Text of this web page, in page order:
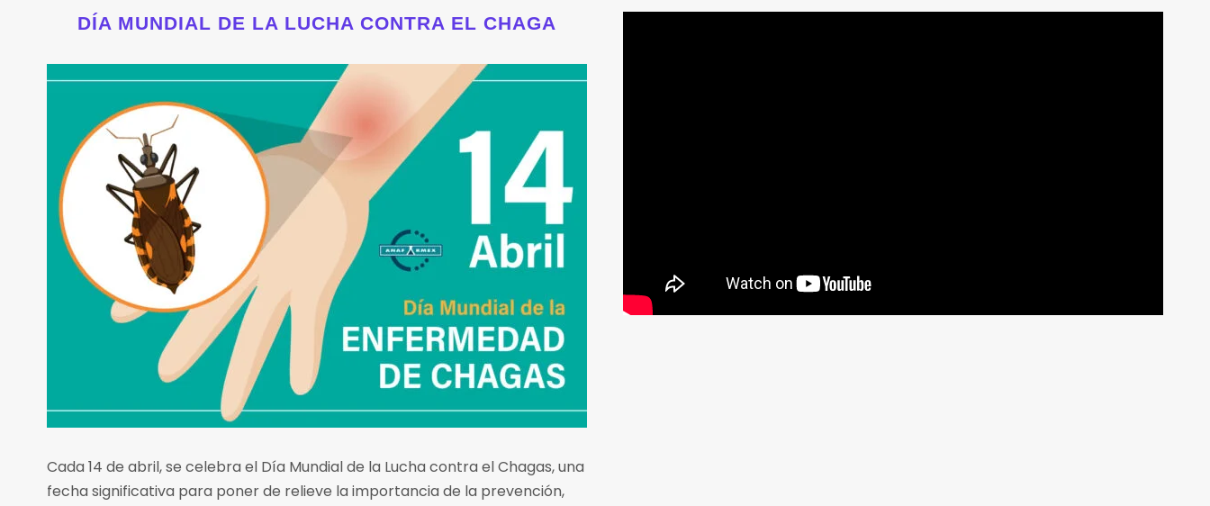
DÍA MUNDIAL DE LA LUCHA CONTRA EL CHAGA
Cada 14 de abril, se celebra el Día Mundial de la Lucha contra el Chagas, una
fecha significativa para poner de relieve la importancia de la prevención,